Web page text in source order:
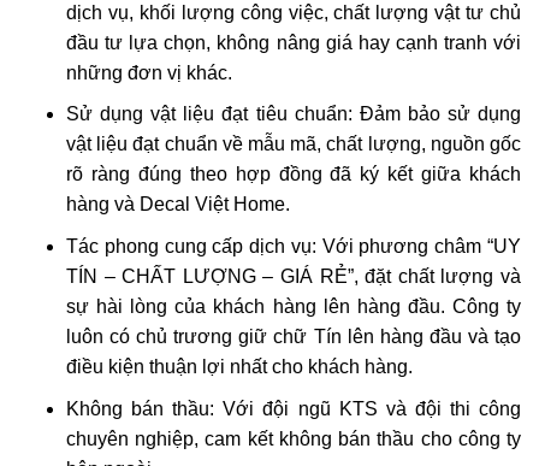
dịch vụ, khối lượng công việc, chất lượng vật tư chủ
đầu tư lựa chọn, không nâng giá hay cạnh tranh với
những đơn vị khác.
Sử dụng vật liệu đạt tiêu chuẩn: Đảm bảo sử dụng
vật liệu đạt chuẩn về mẫu mã, chất lượng, nguồn gốc
rõ ràng đúng theo hợp đồng đã ký kết giữa khách
hàng và Decal Việt Home.
Tác phong cung cấp dịch vụ: Với phương châm “UY
TÍN – CHẤT LƯỢNG – GIÁ RẺ”, đặt chất lượng và
sự hài lòng của khách hàng lên hàng đầu. Công ty
luôn có chủ trương giữ chữ Tín lên hàng đầu và tạo
điều kiện thuận lợi nhất cho khách hàng.
Không bán thầu: Với đội ngũ KTS và đội thi công
chuyên nghiệp, cam kết không bán thầu cho công ty